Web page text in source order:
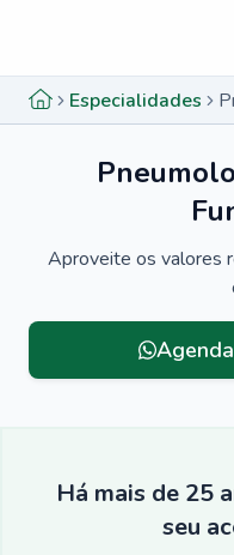
Especialidades
Aproveite os valores
Há mais de 25
seu